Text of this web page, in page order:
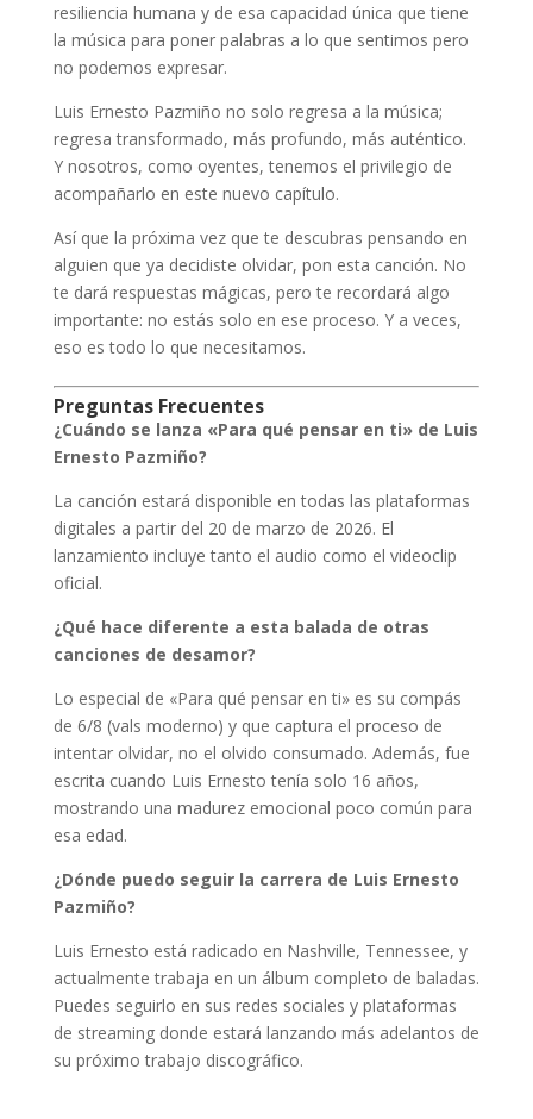
resiliencia humana y de esa capacidad única que tiene
la música para poner palabras a lo que sentimos pero
no podemos expresar.
Luis Ernesto Pazmiño no solo regresa a la música;
regresa transformado, más profundo, más auténtico.
Y nosotros, como oyentes, tenemos el privilegio de
acompañarlo en este nuevo capítulo.
Así que la próxima vez que te descubras pensando en
alguien que ya decidiste olvidar, pon esta canción. No
te dará respuestas mágicas, pero te recordará algo
importante: no estás solo en ese proceso. Y a veces,
eso es todo lo que necesitamos.
Preguntas Frecuentes
¿Cuándo se lanza «Para qué pensar en ti» de Luis
Ernesto Pazmiño?
La canción estará disponible en todas las plataformas
digitales a partir del 20 de marzo de 2026. El
lanzamiento incluye tanto el audio como el videoclip
oficial.
¿Qué hace diferente a esta balada de otras
canciones de desamor?
Lo especial de «Para qué pensar en ti» es su compás
de 6/8 (vals moderno) y que captura el proceso de
intentar olvidar, no el olvido consumado. Además, fue
escrita cuando Luis Ernesto tenía solo 16 años,
mostrando una madurez emocional poco común para
esa edad.
¿Dónde puedo seguir la carrera de Luis Ernesto
Pazmiño?
Luis Ernesto está radicado en Nashville, Tennessee, y
actualmente trabaja en un álbum completo de baladas.
Puedes seguirlo en sus redes sociales y plataformas
de streaming donde estará lanzando más adelantos de
su próximo trabajo discográfico.